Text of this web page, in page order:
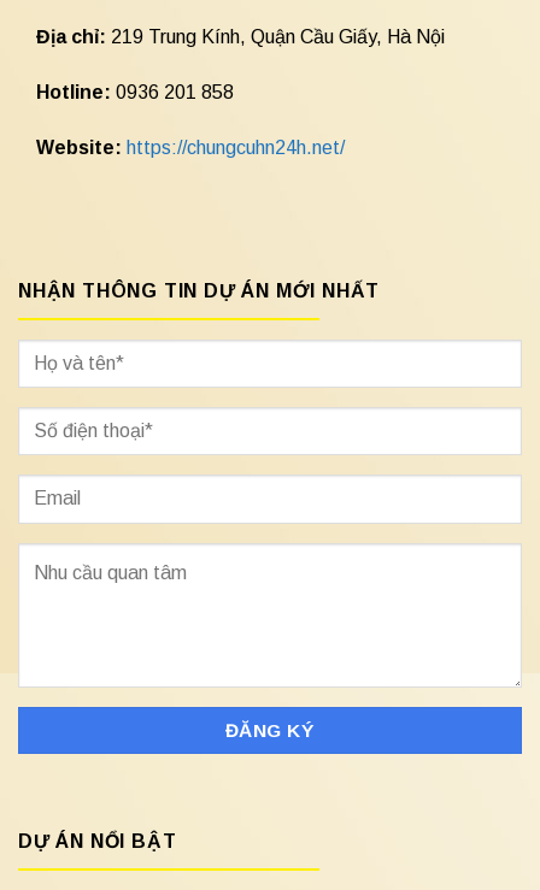
Địa chỉ: 219 Trung Kính, Quận Cầu Giấy, Hà Nội
Hotline: 0936 201 858
Website: https://chungcuhn24h.net/
NHẬN THÔNG TIN DỰ ÁN MỚI NHẤT
DỰ ÁN NỔI BẬT